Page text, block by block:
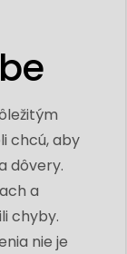
chcú, aby
dôvery.
a
chyby.
nie je